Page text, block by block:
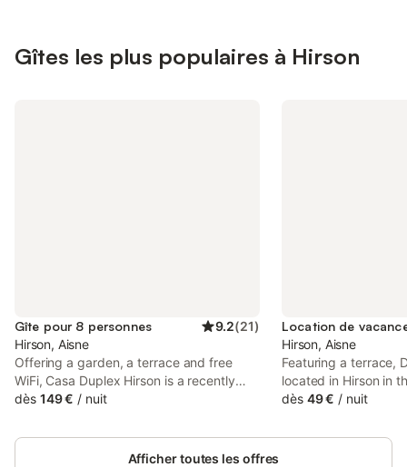
Gîtes les plus populaires à Hirson
Gîte pour 8 personnes 9.2(21)
Hirson, Aisne
Offering a garden, a terrace and free
WiFi, Casa Duplex Hirson is a recently
renovated apartment 49 km from Matisse
property has garden views.
dès 149 € / nuit
Hirson, Aisne
Featuring a terrace,
located in Hirson in
35 km from
48 km from Matisse
dès 49 € / nuit
Afficher toutes les offres